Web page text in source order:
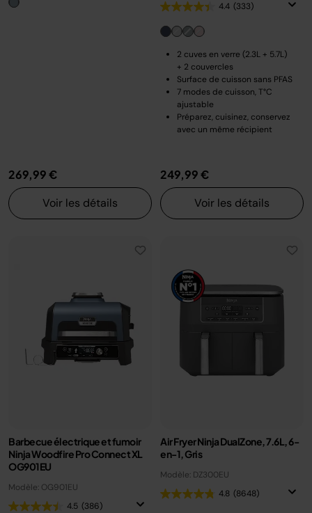
269,99 €
Voir les détails
4.4 (333)
2 cuves en verre (2.3L + 5.7L)
+ 2 couvercles
Surface de cuisson sans PFAS
7 modes de cuisson, T°C
ajustable
Préparez, cuisinez, conservez
avec un même récipient
249,99 €
Voir les détails
Barbecue électrique et fumoir
Ninja Woodfire Pro Connect XL
OG901EU
Modèle: OG901EU
4.5 (386)
Air Fryer Ninja DualZone, 7.6L, 6-
en-1, Gris
Modèle: DZ300EU
4.8 (8648)